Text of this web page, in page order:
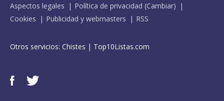
Aspectos legales
Política de privacidad (Cambiar)
Cookies
Publicidad y webmasters RSS
Otros servicios: Chistes | Top10Listas.com